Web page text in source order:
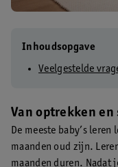
Inhoudsopgave
Veelgestelde
Van optrekken
De meeste baby’s
maanden oud zijn.
maanden duren. Nadat